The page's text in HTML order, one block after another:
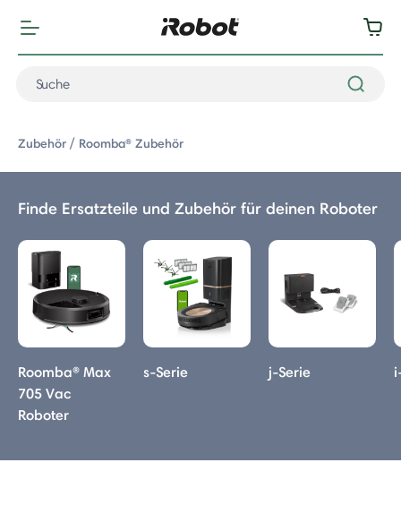
Zubehör Roomba® Zubehör
Finde Ersatzteile und Zubehör für deinen Roboter
Roomba® Max
705 Vac
Roboter
s-Serie j-Serie
Zubehör
Roboter